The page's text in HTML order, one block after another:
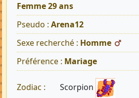
Femme 29 ans
Pseudo : Arena12
Sexe recherché : Homme
Préférence : Mariage
Zodiac : Scorpion